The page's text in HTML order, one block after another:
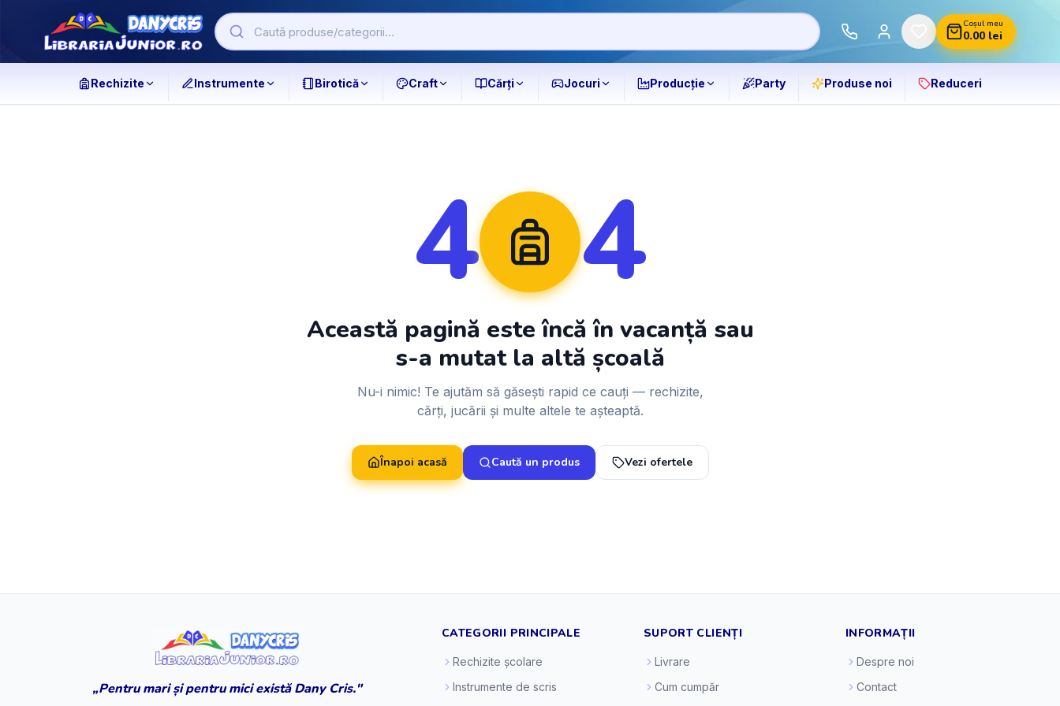
Coșul meu
0.00lei
Rechizite Instrumente Birotică Craft Cărți Jocuri Producție Party Produse noi Reduceri
4 4
Această pagină este încă în vacanță sau
s-a mutat la altă școală
Nu-i nimic! Te ajutăm să găsești rapid ce cauți — rechizite,
cărți, jucării și multe altele te așteaptă.
Înapoi acasă Caută un produs Vezi ofertele
„Pentru mari și pentru mici există Dany Cris."
CATEGORII PRINCIPALE
Rechizite școlare
Instrumente de scris
SUPORT CLIENȚI
Livrare
Cum cumpăr
INFORMAȚII
Despre noi
Contact